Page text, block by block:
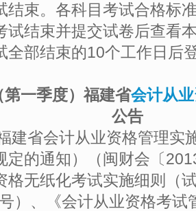
结束。各科目考试合格标
试结束并提交试卷后查看
全部结束的10个工作日后
一季度）福建省会计从
公告
建省会计从业资格管理实
定的通知）（闽财会〔
格无纸化考试实施细则（
号）、《会计从业资格考